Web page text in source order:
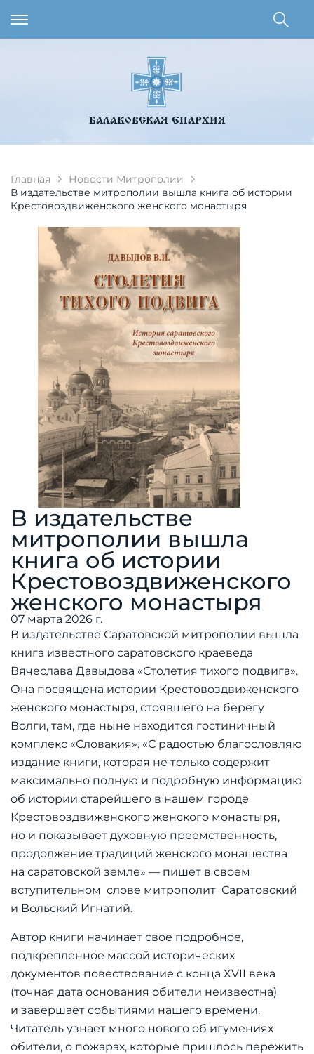
БАЛАКОВСКАЯ ЕПАРХИЯ
Главная
Новости Митрополии
В издательстве митрополии вышла книга об истории
Крестовоздвиженского женского монастыря
В издательстве
митрополии вышла
книга об истории
Крестовоздвиженского
женского монастыря
07 марта 2026 г.
В издательстве Саратовской митрополии вышла
книга известного саратовского краеведа
Вячеслава Давыдова «Столетия тихого подвига».
Она посвящена истории Крестовоздвиженского
женского монастыря, стоявшего на берегу
Волги, там, где ныне находится гостиничный
комплекс «Словакия». «С радостью благословляю
издание книги, которая не только содержит
максимально полную и подробную информацию
об истории старейшего в нашем городе
Крестовоздвиженского женского монастыря,
но и показывает духовную преемственность,
продолжение традиций женского монашества
на саратовской земле» — пишет в своем
вступительном слове митрополит Саратовский
и Вольский Игнатий.
Автор книги начинает свое подробное,
подкрепленное массой исторических
документов повествование с конца XVII века
(точная дата основания обители неизвестна)
и завершает событиями нашего времени.
Читатель узнает много нового об игумениях
обители, о пожарах, которые пришлось пережить